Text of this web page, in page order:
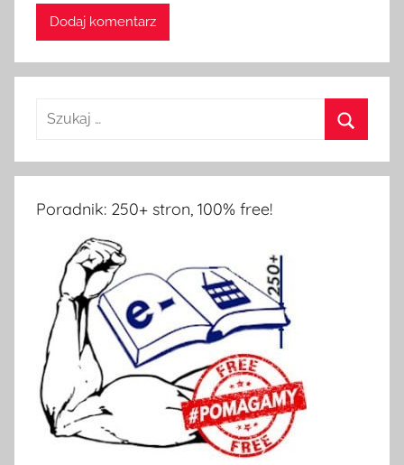
Poradnik: 250+ stron, 100% free!